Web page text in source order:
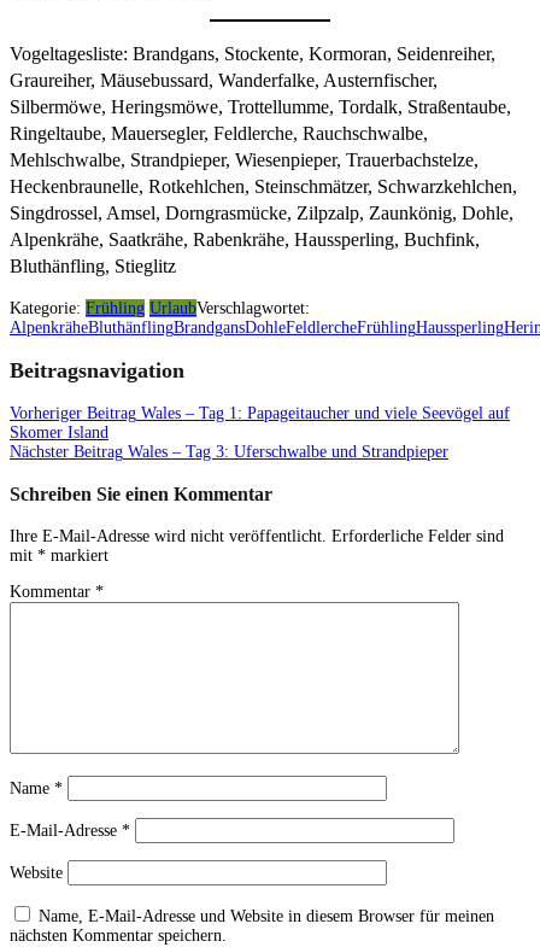
Vogeltagesliste: Brandgans, Stockente, Kormoran, Seidenreiher,
Graureiher, Mäusebussard, Wanderfalke, Austernfischer,
Silbermöwe, Heringsmöwe, Trottellumme, Tordalk, Straßentaube,
Ringeltaube, Mauersegler, Feldlerche, Rauchschwalbe,
Mehlschwalbe, Strandpieper, Wiesenpieper, Trauerbachstelze,
Heckenbraunelle, Rotkehlchen, Steinschmätzer, Schwarzkehlchen,
Singdrossel, Amsel, Dorngrasmücke, Zilpzalp, Zaunkönig, Dohle,
Alpenkrähe, Saatkrähe, Rabenkrähe, Haussperling, Buchfink,
Bluthänfling, Stieglitz
Kategorie: Frühling UrlaubVerschlagwortet:
AlpenkräheBluthänflingBrandgansDohleFeldlercheFrühlingHaussperling
Beitragsnavigation
Vorheriger Beitrag Wales – Tag 1: Papageitaucher und viele Seevögel auf
Skomer Island
Nächster Beitrag Wales – Tag 3: Uferschwalbe und Strandpieper
Schreiben Sie einen Kommentar
Ihre E-Mail-Adresse wird nicht veröffentlicht. Erforderliche Felder sind
mit * markiert
Kommentar *
Name *
E-Mail-Adresse *
Website
Name, E-Mail-Adresse und Website in diesem Browser für meinen
nächsten Kommentar speichern.